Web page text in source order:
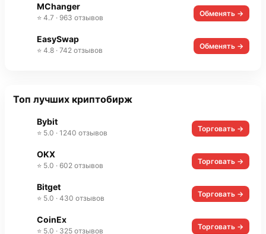
MChanger
⭐ 4.7 · 963 отзывов Обменять →
EasySwap
⭐ 4.8 · 742 отзывов Обменять →
Топ лучших криптобирж
Bybit
⭐ 5.0 · 1240 отзывов Торговать →
OKX
⭐ 5.0 · 602 отзывов Торговать →
Bitget
⭐ 5.0 · 430 отзывов Торговать →
CoinEx
⭐ 5.0 · 325 отзывов Торговать →